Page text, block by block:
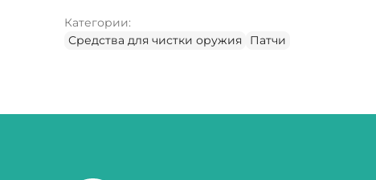
Категории:
Средства для чистки оружия
Патчи